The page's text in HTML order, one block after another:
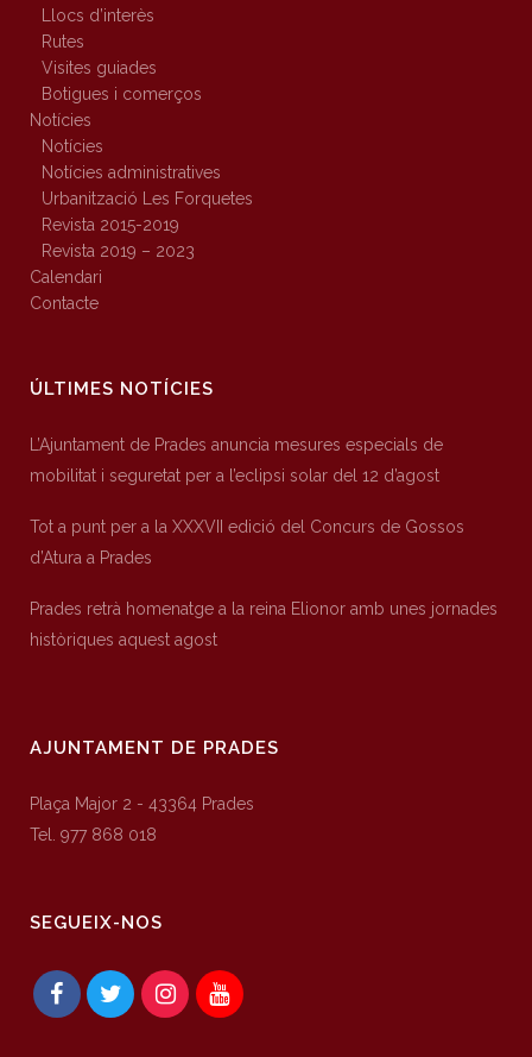
Llocs d’interès
Rutes
Visites guiades
Botigues i comerços
Notícies
Notícies
Notícies administratives
Urbanització Les Forquetes
Revista 2015-2019
Revista 2019 – 2023
Calendari
Contacte
ÚLTIMES NOTÍCIES
L’Ajuntament de Prades anuncia mesures especials de
mobilitat i seguretat per a l’eclipsi solar del 12 d’agost
Tot a punt per a la XXXVII edició del Concurs de Gossos
d’Atura a Prades
Prades retrà homenatge a la reina Elionor amb unes jornades
històriques aquest agost
AJUNTAMENT DE PRADES
Plaça Major 2 - 43364 Prades
Tel. 977 868 018
SEGUEIX-NOS